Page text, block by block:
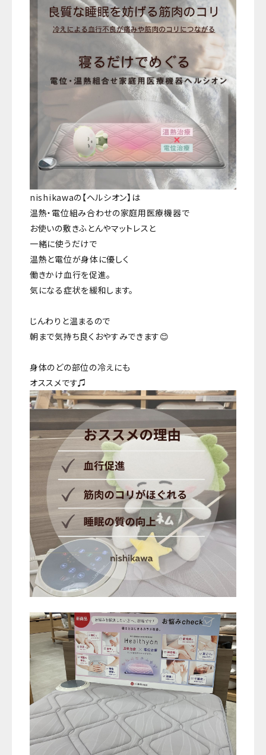
nishikawaの【ヘルシオン】は
温熱・電位組み合わせの家庭用医療機器で
お使いの敷きふとんやマットレスと
一緒に使うだけで
温熱と電位が身体に優しく
働きかけ血行を促進。
気になる症状を緩和します。
じんわりと温まるので
朝まで気持ち良くおやすみできます😊
身体のどの部位の冷えにも
オススメです♫